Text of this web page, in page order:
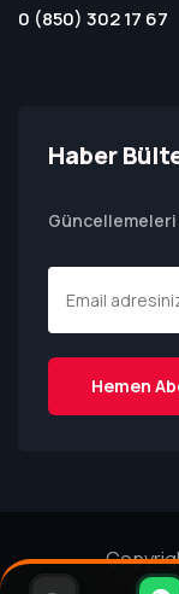
0 (850) 302 17 67
Haber